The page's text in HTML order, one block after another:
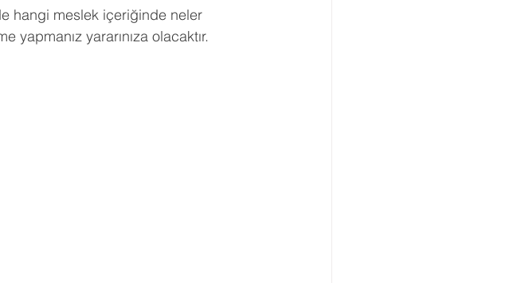
hangi meslek içeriğinde neler
yararınıza olacaktır.